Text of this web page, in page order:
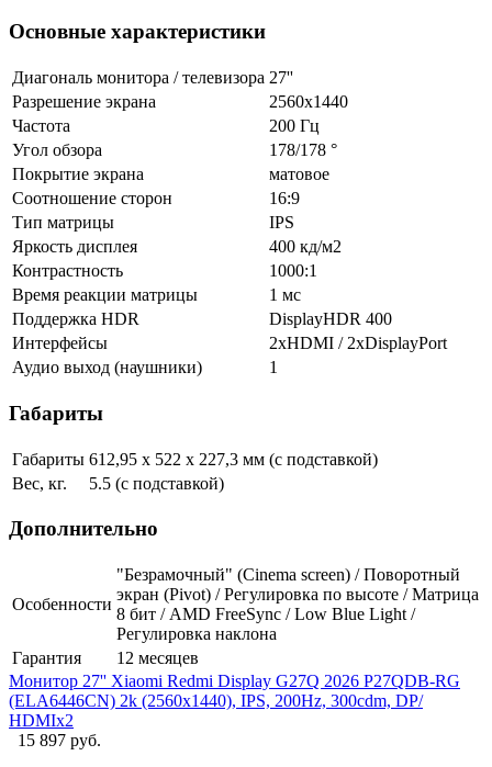
Основные характеристики
Диагональ монитора / телевизора 27''
Разрешение экрана
2560x1440
Частота
200 Гц
Угол обзора
178/178 °
Покрытие экрана
матовое
Соотношение сторон
16:9
Тип матрицы
IPS
Яркость дисплея
400 кд/м2
Контрастность
1000:1
Время реакции матрицы
1 мс
Поддержка HDR
DisplayHDR 400
Интерфейсы
2xHDMI / 2хDisplayPort
Аудио выход (наушники)
1
Габариты
Габариты 612,95 х 522 х 227,3 мм (с подставкой)
Вес, кг.
5.5 (с подставкой)
Дополнительно
Особенности
"Безрамочный" (Сinema screen) / Поворотный
экран (Pivot) / Регулировка по высоте / Матрица
8 бит / AMD FreeSync / Low Blue Light /
Регулировка наклона
Гарантия
12 месяцев
Монитор 27'' Xiaomi Redmi Display G27Q 2026 P27QDB-RG
(ELA6446CN) 2k (2560x1440), IPS, 200Hz, 300cdm, DP/
HDMIx2
15 897 руб.